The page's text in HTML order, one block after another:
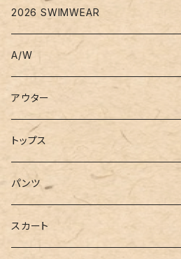
2026 SWIMWEAR
A/W
アウター
コート
ジャケット
ブルゾン
トップス
Tシャツ
カットソー
パンツ
デニム
スカート